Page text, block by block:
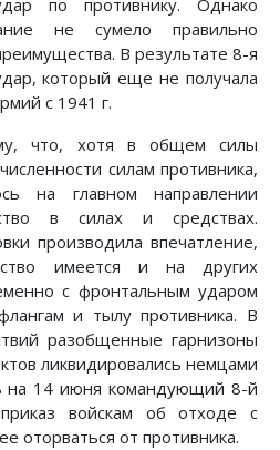
по противнику. Однако
не сумело правильно
В результате 8-я
который еще не получала
с 1941 г.
что, хотя в общем силы
силам противника,
на главном направлении
в силах и средствах.
производила впечатление,
имеется и на других
с фронтальным ударом
и тылу противника. В
разобщенные гарнизоны
ликвидировались немцами
на 14 июня командующий 8-й
войскам об отходе с
оторваться от противника.